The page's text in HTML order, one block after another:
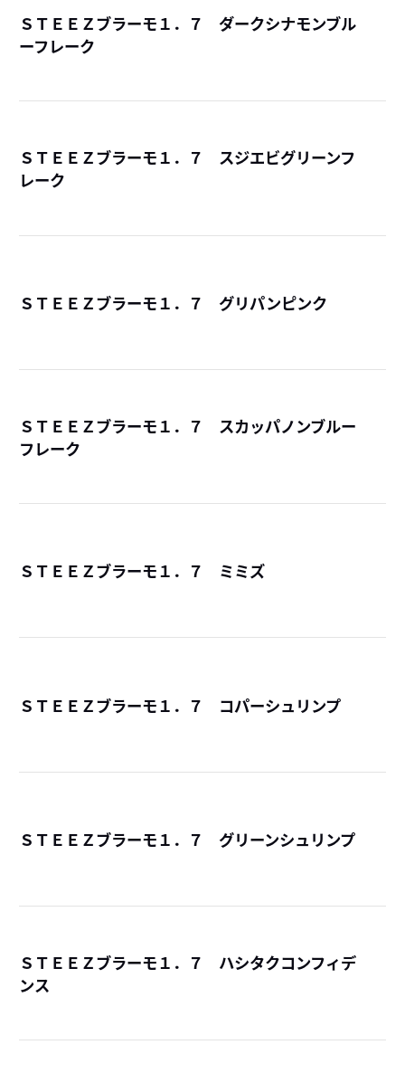
ＳＴＥＥＺブラーモ１．７ ダークシナモンブル
ーフレーク
ＳＴＥＥＺブラーモ１．７ スジエビグリーンフ
レーク
ＳＴＥＥＺブラーモ１．７ グリパンピンク
ＳＴＥＥＺブラーモ１．７ スカッパノンブルー
フレーク
ＳＴＥＥＺブラーモ１．７ ミミズ
ＳＴＥＥＺブラーモ１．７ コパーシュリンプ
ＳＴＥＥＺブラーモ１．７ グリーンシュリンプ
ＳＴＥＥＺブラーモ１．７ ハシタクコンフィデ
ンス